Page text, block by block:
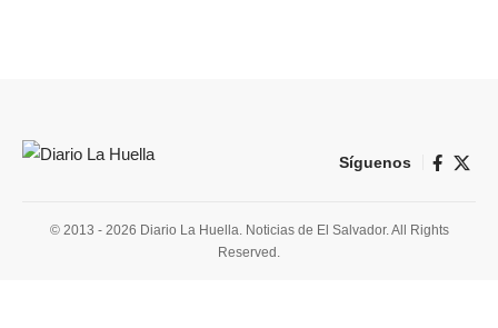
Síguenos
© 2013 - 2026 Diario La Huella. Noticias de El Salvador. All Rights
Reserved.